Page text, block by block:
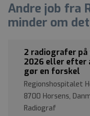
Andre job fra
minder om
2 radiografer
2026 eller efter
gør en forskel
Regionshospitalet
8700 Horsens,
Radiograf